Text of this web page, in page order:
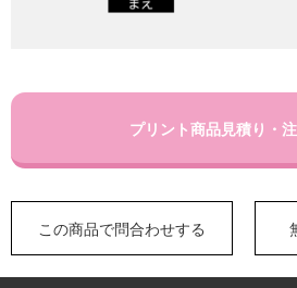
プリント商品見積り・
この商品で問合わせする